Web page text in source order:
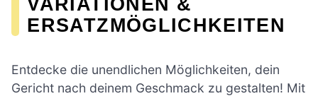
ERSATZMÖGLICHKEITEN
Entdecke die unendlichen Möglichkeiten, dein
Gericht nach deinem Geschmack zu gestalten! Mit